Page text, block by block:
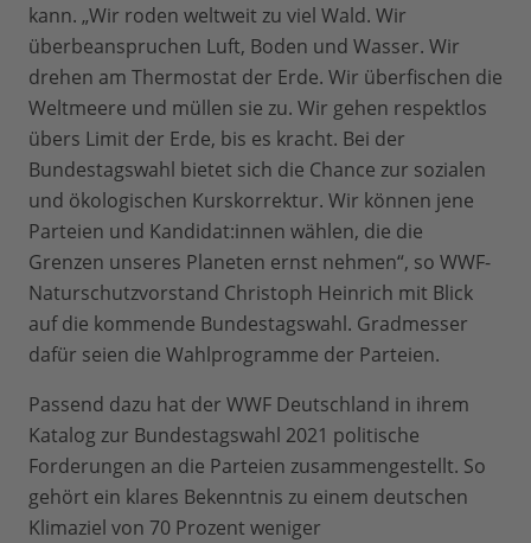
kann. „Wir roden weltweit zu viel Wald. Wir
überbeanspruchen Luft, Boden und Wasser. Wir
drehen am Thermostat der Erde. Wir überfischen die
Weltmeere und müllen sie zu. Wir gehen respektlos
übers Limit der Erde, bis es kracht. Bei der
Bundestagswahl bietet sich die Chance zur sozialen
und ökologischen Kurskorrektur. Wir können jene
Parteien und Kandidat:innen wählen, die die
Grenzen unseres Planeten ernst nehmen“, so WWF-
Naturschutzvorstand Christoph Heinrich mit Blick
auf die kommende Bundestagswahl. Gradmesser
dafür seien die Wahlprogramme der Parteien.
Passend dazu hat der WWF Deutschland in ihrem
Katalog zur Bundestagswahl 2021 politische
Forderungen an die Parteien zusammengestellt. So
gehört ein klares Bekenntnis zu einem deutschen
Klimaziel von 70 Prozent weniger